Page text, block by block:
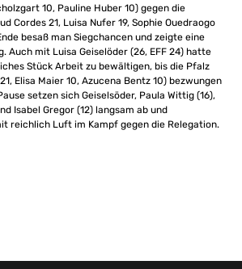
10, Pauline Huber 10) gegen die
Cordes 21, Luisa Nufer 19, Sophie Ouedraogo
besaß man Siegchancen und zeigte eine
Auch mit Luisa Geiselöder (26, EFF 24) hatte
Stück Arbeit zu bewältigen, bis die Pfalz
Elisa Maier 10, Azucena Bentz 10) bezwungen
setzen sich Geiselsöder, Paula Wittig (16),
Isabel Gregor (12) langsam ab und
reichlich Luft im Kampf gegen die Relegation.